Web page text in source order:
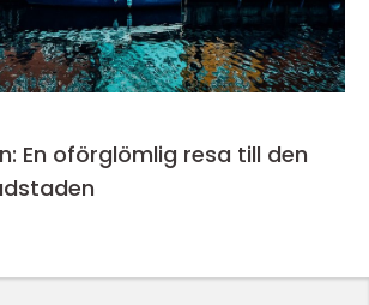
En oförglömlig resa till den